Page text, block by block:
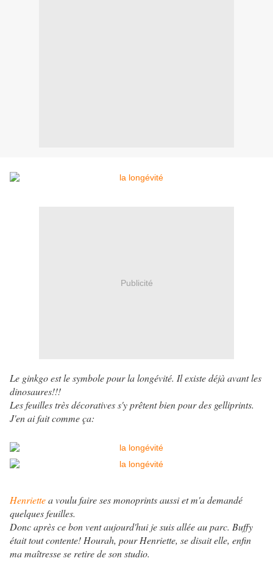
Publicité
Le ginkgo est le symbole pour la longévité. Il existe déjà avant les
dinosaures!!!
Les feuilles très décoratives s'y prêtent bien pour des gelliprints.
J'en ai fait comme ça:
Henriettea voulu faire ses monoprints aussi et m'a demandé
quelques feuilles.
Donc après ce bon vent aujourd'hui je suis allée au parc. Buffy
était tout contente! Hourah, pour Henriette, se disait elle, enfin
ma maîtresse se retire de son studio.